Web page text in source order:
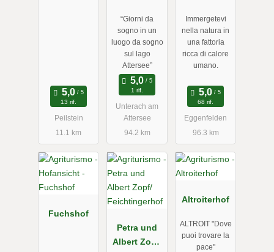
13 rif.
Peilstein
11.1 km
Attersee
“Giorni da
sogno in un
luogo da sogno
sul lago
Attersee”
1 rif.
Unterach am
Attersee
94.2 km
Immergetevi
nella natura in
una fattoria
ricca di calore
umano.
68 rif.
Eggenfelden
96.3 km
Fuchshof
Petra und
Albert Zopf/
Altroiterhof
ALTROIT "Dove
puoi trovare la
pace"